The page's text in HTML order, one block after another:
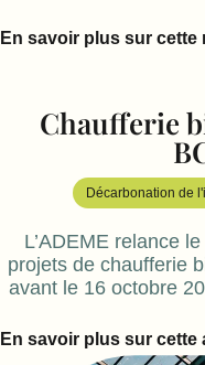
En savoir plus sur cette
Chaufferie
Décarbonation de
L’ADEME relance
projets de chaufferie
avant le 16 octobre
En savoir plus sur cette